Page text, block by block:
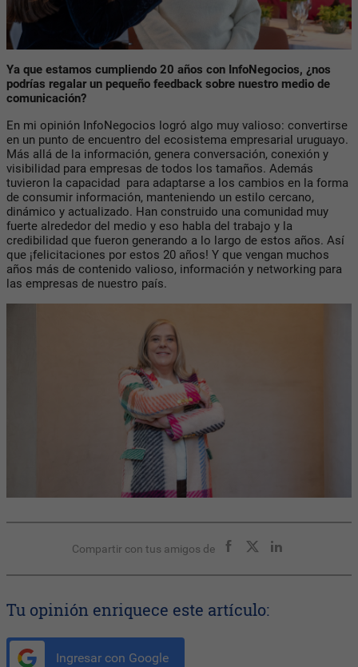
Ya que estamos cumpliendo 20 años con InfoNegocios, ¿nos
podrías regalar un pequeño feedback sobre nuestro medio de
comunicación?
En mi opinión InfoNegocios logró algo muy valioso: convertirse
en un punto de encuentro del ecosistema empresarial uruguayo.
Más allá de la información, genera conversación, conexión y
visibilidad para empresas de todos los tamaños. Además
tuvieron la capacidad para adaptarse a los cambios en la forma
de consumir información, manteniendo un estilo cercano,
dinámico y actualizado. Han construido una comunidad muy
fuerte alrededor del medio y eso habla del trabajo y la
credibilidad que fueron generando a lo largo de estos años. Así
que ¡felicitaciones por estos 20 años! Y que vengan muchos
años más de contenido valioso, información y networking para
las empresas de nuestro país.
Compartir con tus amigos de
Tu opinión enriquece este artículo:
Ingresar con Google